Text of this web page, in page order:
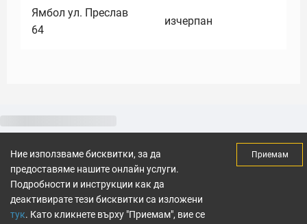
Ямбол ул. Преслав
64
изчерпан
Ние използваме бисквитки, за да
предоставяме нашите онлайн услуги.
Подробности и инструкции как да
деактивирате тези бисквитки са изложени
тук. Като кликнете върху "Приемам", вие се
Приемам